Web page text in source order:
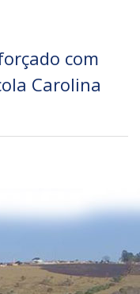
com
Carolina